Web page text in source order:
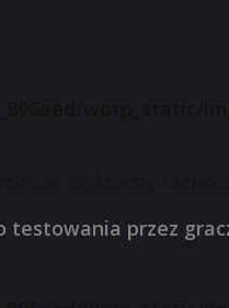
testowania przez